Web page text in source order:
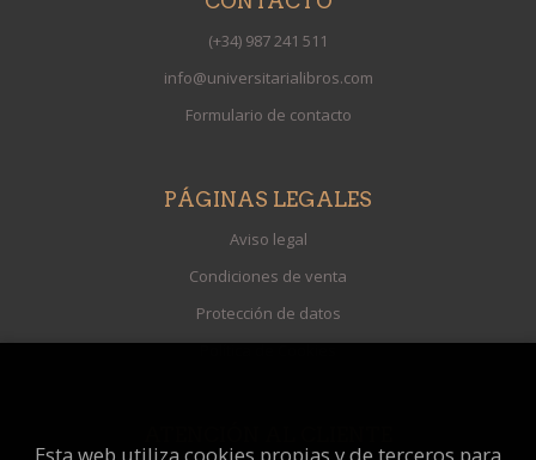
(+34) 987 241 511
info@universitarialibros.com
Formulario de contacto
PÁGINAS LEGALES
Aviso legal
Condiciones de venta
Protección de datos
Política de Cookies